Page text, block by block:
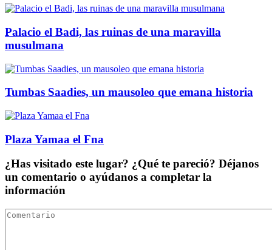
Palacio el Badi, las ruinas de una maravilla
musulmana
Tumbas Saadies, un mausoleo que emana historia
Plaza Yamaa el Fna
¿Has visitado este lugar? ¿Qué te pareció? Déjanos
un comentario o ayúdanos a completar la
información